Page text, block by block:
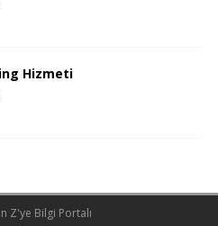
Hizmeti
Z'ye Bilgi Portalı